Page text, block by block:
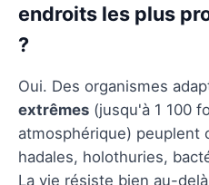
endroits les plus
?
Oui. Des organismes
extrêmes (jusqu'à 1 100
atmosphérique) peuplent
hadales, holothuries,
La vie résiste bien au-